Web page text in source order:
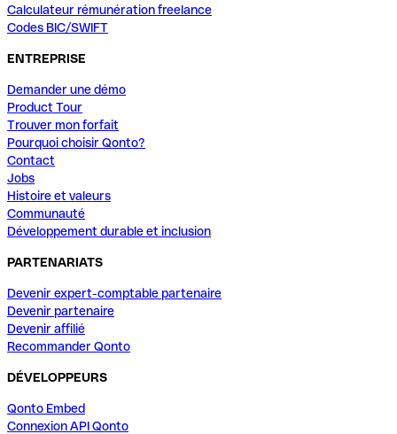
Calculateur rémunération freelance
Codes BIC/SWIFT
ENTREPRISE
Demander une démo
Product Tour
Trouver mon forfait
Pourquoi choisir Qonto?
Contact
Jobs
Histoire et valeurs
Communauté
Développement durable et inclusion
PARTENARIATS
Devenir expert-comptable partenaire
Devenir partenaire
Devenir affilié
Recommander Qonto
DÉVELOPPEURS
Qonto Embed
Connexion API Qonto